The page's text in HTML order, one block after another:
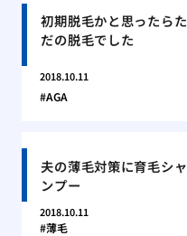
初期脱毛かと思ったらた
だの脱毛でした
2018.10.11
AGA
夫の薄毛対策に育毛シャ
ンプー
2018.10.11
薄毛